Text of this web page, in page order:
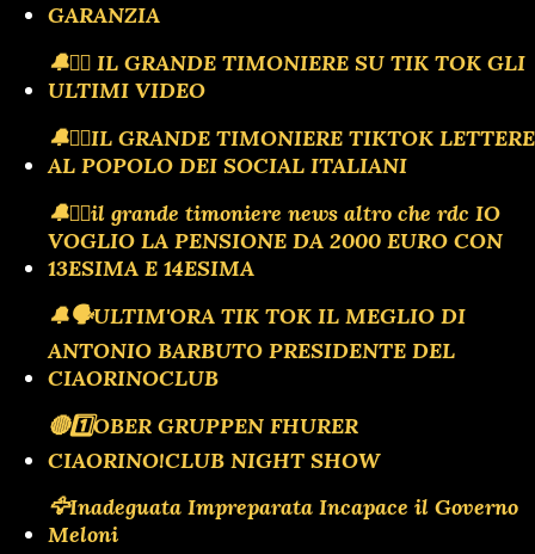
GARANZIA
🔔🏴‍☠️ IL GRANDE TIMONIERE SU TIK TOK GLI
ULTIMI VIDEO
🔔🏴‍☠️IL GRANDE TIMONIERE TIKTOK LETTERE
AL POPOLO DEI SOCIAL ITALIANI
🔔🏴‍☠️il grande timoniere news altro che rdc IO
VOGLIO LA PENSIONE DA 2000 EURO CON
13ESIMA E 14ESIMA
🔔🗣️ULTIM'ORA TIK TOK IL MEGLIO DI
ANTONIO BARBUTO PRESIDENTE DEL
CIAORINOCLUB
🔴1️⃣OBER GRUPPEN FHURER
CIAORINO!CLUB NIGHT SHOW
🦅Inadeguata Impreparata Incapace il Governo
Meloni